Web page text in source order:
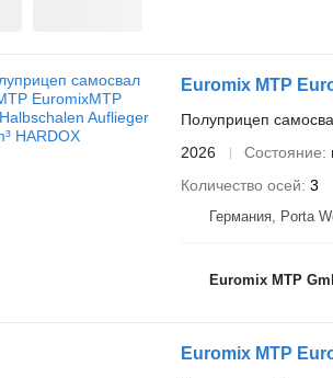
Euromix MTP
Полуприцеп
2026
Состояние
Количество осей 3
Германия, Porta
Euromix MTP
Euromix MTP